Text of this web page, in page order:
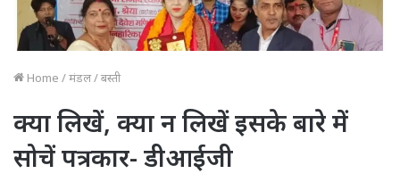
Home /मंडल/बस्ती
क्या लिखें, क्या न लिखें इसके बारे में
सोचें पत्रकार- डीआईजी